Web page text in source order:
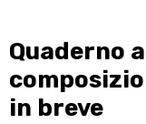
Quaderno
in breve